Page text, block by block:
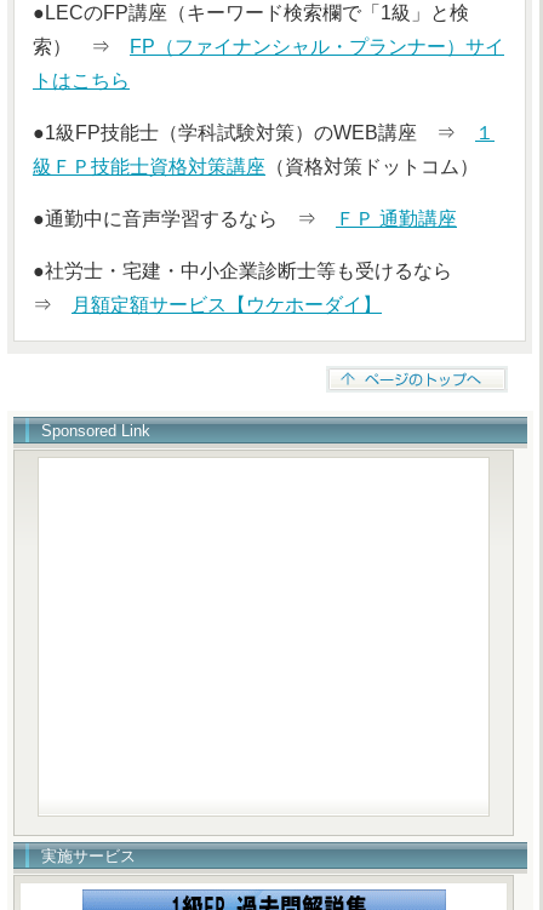
●LECのFP講座（キーワード検索欄で「1級」と検
索） ⇒
FP（ファイナンシャル・プランナー）サイ
トはこちら
●1級FP技能士（学科試験対策）のWEB講座 ⇒
１
級ＦＰ技能士資格対策講座 （資格対策ドットコム）
●通勤中に音声学習するなら ⇒ ＦＰ 通勤講座
●社労士・宅建・中小企業診断士等も受けるなら
⇒
月額定額サービス【ウケホーダイ】
Sponsored Link
実施サービス